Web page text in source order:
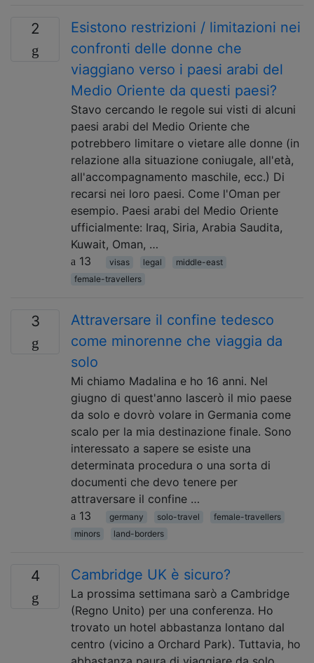
2
Esistono restrizioni / limitazioni nei
confronti delle donne che
viaggiano verso i paesi arabi del
Medio Oriente da questi paesi?
Stavo cercando le regole sui visti di alcuni
paesi arabi del Medio Oriente che
potrebbero limitare o vietare alle donne (in
relazione alla situazione coniugale, all'età,
all'accompagnamento maschile, ecc.) Di
recarsi nei loro paesi. Come l'Oman per
esempio. Paesi arabi del Medio Oriente
ufficialmente: Iraq, Siria, Arabia Saudita,
Kuwait, Oman, …
13
visas legal
middle-east
female-travellers
3
Attraversare il confine tedesco
come minorenne che viaggia da
solo
Mi chiamo Madalina e ho 16 anni. Nel
giugno di quest'anno lascerò il mio paese
da solo e dovrò volare in Germania come
scalo per la mia destinazione finale. Sono
interessato a sapere se esiste una
determinata procedura o una sorta di
documenti che devo tenere per
attraversare il confine …
13
germany solo-travel
female-travellers
minors
land-borders
4 Cambridge UK è sicuro?
La prossima settimana sarò a Cambridge
(Regno Unito) per una conferenza. Ho
trovato un hotel abbastanza lontano dal
centro (vicino a Orchard Park). Tuttavia, ho